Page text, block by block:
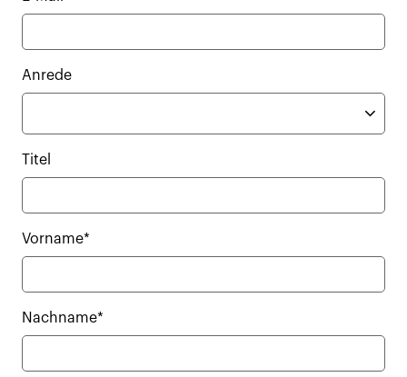
Anrede
Titel
Vorname*
Nachname*